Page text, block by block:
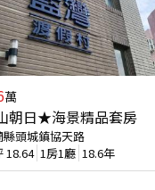
萬
朝日★海景精品套房
縣頭城鎮協天路
18.64 1房1廳 18.6年